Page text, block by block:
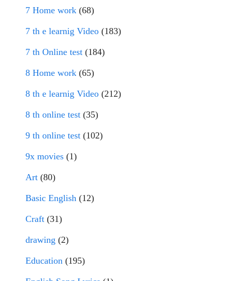
7 Home work (68)
7 th e learnig Video (183)
7 th Online test (184)
8 Home work (65)
8 th e learnig Video (212)
8 th online test (35)
9 th online test (102)
9x movies (1)
Art (80)
Basic English (12)
Craft (31)
drawing (2)
Education (195)